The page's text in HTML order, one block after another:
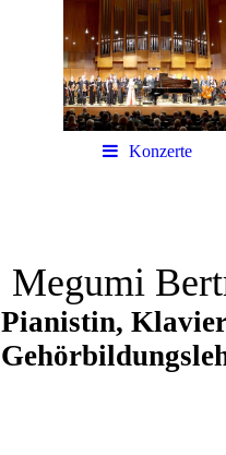
Konzerte
Megumi
Pianistin,